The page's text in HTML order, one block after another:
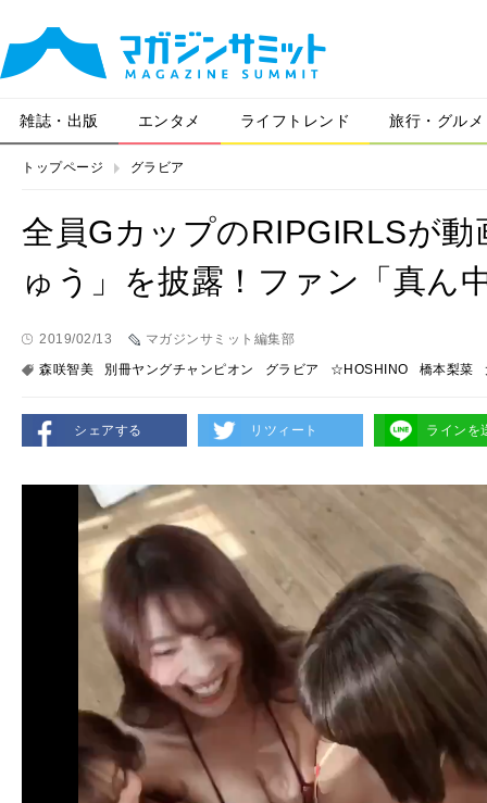
雑誌・出版 エンタメ ライフトレンド 旅行・グルメ
トップページ グラビア
全員GカップのRIPGIRLSが
ゅう」を披露！ファン「真ん
2019/02/13
マガジンサミット編集部
森咲智美
別冊ヤングチャンピオン グラビア ☆HOSHINO 橋本梨菜
シェアする リツィート ラインを